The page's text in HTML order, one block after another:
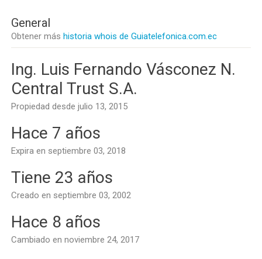
General
Obtener más historia whois de Guiatelefonica.com.ec
Ing. Luis Fernando Vásconez N.
Central Trust S.A.
Propiedad desde julio 13, 2015
Hace 7 años
Expira en septiembre 03, 2018
Tiene 23 años
Creado en septiembre 03, 2002
Hace 8 años
Cambiado en noviembre 24, 2017